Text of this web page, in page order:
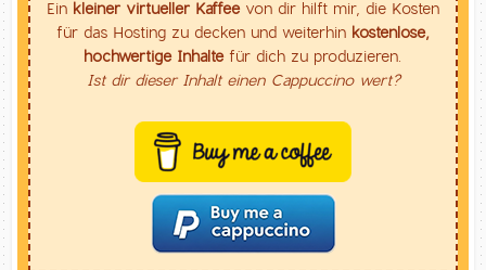
Ein kleiner virtueller Kaffeevon dir hilft mir, die Kosten
für das Hosting zu decken und weiterhin kostenlose,
hochwertige Inhaltefür dich zu produzieren.
Ist dir dieser Inhalt einen Cappuccino wert?